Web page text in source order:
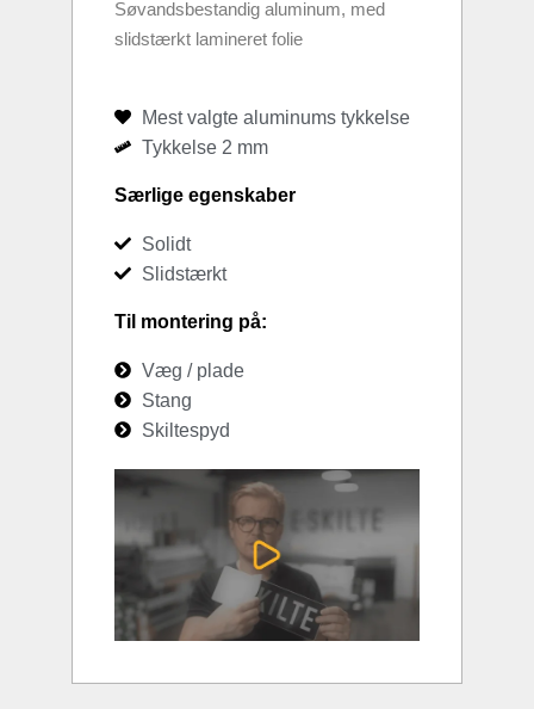
Søvandsbestandig aluminum, med
slidstærkt lamineret folie
Mest valgte aluminums tykkelse
Tykkelse 2 mm
Særlige egenskaber
Solidt
Slidstærkt
Til montering på:
Væg / plade
Stang
Skiltespyd